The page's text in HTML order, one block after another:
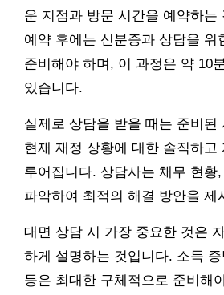
운 지점과 방문 시간을 예약하는
예약 후에는 신분증과 상담을 위
준비해야 하며, 이 과정은 약 10
있습니다.
실제로 상담을 받을 때는 준비된
현재 재정 상황에 대한 솔직하고
루어집니다. 상담사는 채무 현황
파악하여 최적의 해결 방안을 제
대면 상담 시 가장 중요한 것은
하게 설명하는 것입니다. 소득
등은 최대한 구체적으로 준비해